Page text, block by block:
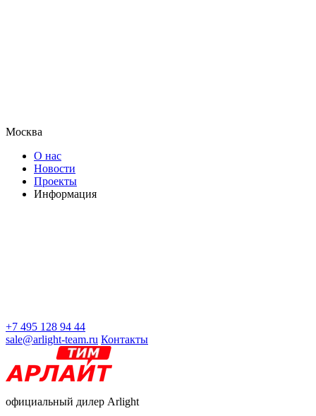
Москва
О нас
Новости
Проекты
Информация
+7 495 128 94 44
sale@arlight-team.ru Контакты
официальный дилер Arlight